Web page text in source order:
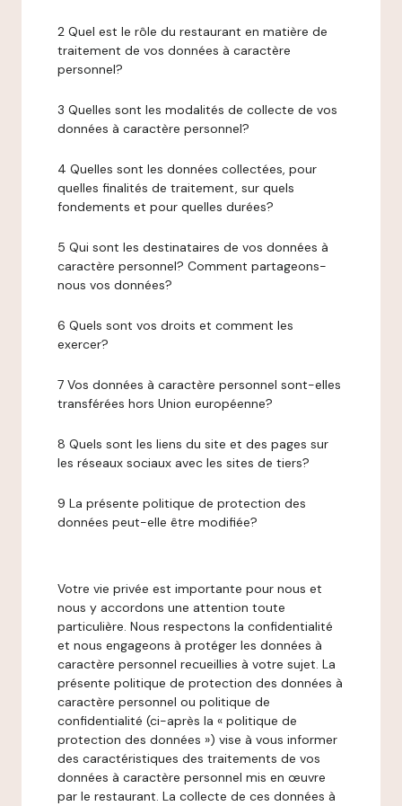
2 Quel est le rôle du restaurant en matière de
traitement de vos données à caractère
personnel?
3 Quelles sont les modalités de collecte de vos
données à caractère personnel?
4 Quelles sont les données collectées, pour
quelles finalités de traitement, sur quels
fondements et pour quelles durées?
5 Qui sont les destinataires de vos données à
caractère personnel? Comment partageons-
nous vos données?
6 Quels sont vos droits et comment les
exercer?
7 Vos données à caractère personnel sont-elles
transférées hors Union européenne?
8 Quels sont les liens du site et des pages sur
les réseaux sociaux avec les sites de tiers?
9 La présente politique de protection des
données peut-elle être modifiée?
Votre vie privée est importante pour nous et
nous y accordons une attention toute
particulière. Nous respectons la confidentialité
et nous engageons à protéger les données à
caractère personnel recueillies à votre sujet. La
présente politique de protection des données à
caractère personnel ou politique de
confidentialité (ci-après la « politique de
protection des données ») vise à vous informer
des caractéristiques des traitements de vos
données à caractère personnel mis en œuvre
par le restaurant. La collecte de ces données à